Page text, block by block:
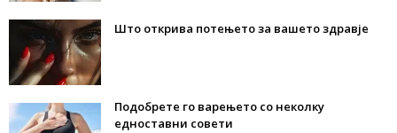
Што открива потењето за вашето здравје
Подобрете го варењето со неколку
едноставни совети